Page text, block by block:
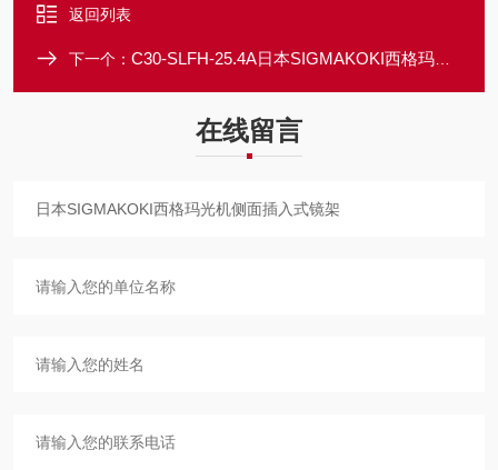
返回列表
下一个： C30-SLFH-25.4A日本SIGMAKOKI西格玛光机侧面插入式镜架
在线留言